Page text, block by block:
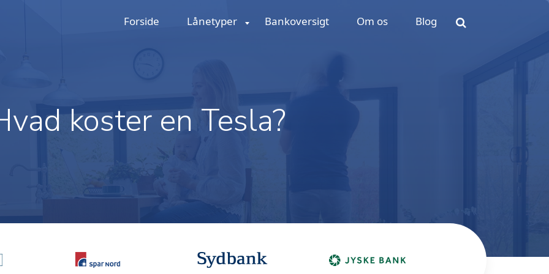
Forside Lånetyper Bankoversigt Om os Blog
koster en Tesla?